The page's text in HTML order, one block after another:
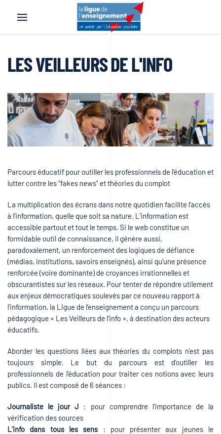
Accéder au contenu principal
LES VEILLEURS DE L'INFO
Parcours éducatif pour outiller les professionnels de l'éducation et
lutter contre les "fakes news" et théories du complot
La multiplication des écrans dans notre quotidien facilite l’accès
à l’information, quelle que soit sa nature. L’information est
accessible partout et tout le temps. Si le web constitue un
formidable outil de connaissance, il génère aussi,
paradoxalement, un renforcement des logiques de défiance
(médias, institutions, savoirs enseignés), ainsi qu’une présence
renforcée (voire dominante) de croyances irrationnelles et
obscurantistes sur les réseaux. Pour tenter de répondre utilement
aux enjeux démocratiques soulevés par ce nouveau rapport à
l’information, la Ligue de l’enseignement a conçu un parcours
pédagogique « Les Veilleurs de l’info », à destination des acteurs
éducatifs.
Aborder les questions liées aux théories du complots n’est pas
toujours simple. Le but du parcours est d’outiller les
professionnels de l’éducation pour traiter ces notions avec leurs
publics. Il est composé de 6 séances :
Journaliste le jour J : pour comprendre l’importance de la
vérification des sources
L’info dans tous les sens : pour présenter aux jeunes le